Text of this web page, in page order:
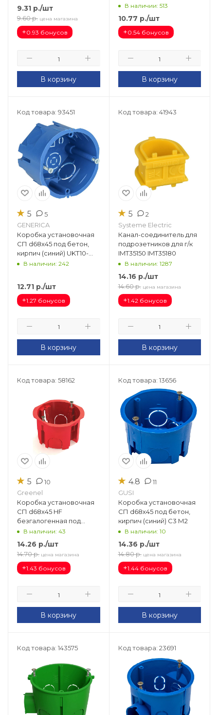
9.31 р./шт
9.60 р. цена магазина
+0.93 бонусов
В корзину
В наличии: 513
10.77 р./шт
+0.54 бонусов
В корзину
Код товара: 93451
★ 5 5
GENERICA
Коробка установочная
СП d68х45 под бетон,
кирпич (синий) UKT10-
068-045-000-A-N-UO
В наличии: 242
12.71 р./шт
+1.27 бонусов
В корзину
Код товара: 41943
★ 5 2
Systeme Electric
Канал-соединитель для
подрозетников для г/к
IMT35150 IMT35180
В наличии: 1287
14.16 р./шт
14.60 р. цена магазина
+1.42 бонусов
В корзину
Код товара: 58162
★ 5 10
Greenel
Коробка установочная
СП d68х45 HF
безгалогенная под
бетон, кирпич
(оранжевый) GE40006
В наличии: 43
14.26 р./шт
14.70 р. цена магазина
+1.43 бонусов
В корзину
Код товара: 13656
★ 4.8 11
GUSI
Коробка установочная
СП d68х45 под бетон,
кирпич (синий) С3 М2
В наличии: 10
14.36 р./шт
14.80 р. цена магазина
+1.44 бонусов
В корзину
Код товара: 143575 Код товара: 23691